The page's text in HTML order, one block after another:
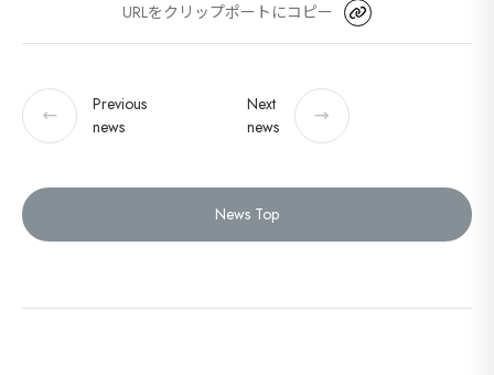
URLをクリップポートにコピー
←
Previous
news
News Top
Next
news
→